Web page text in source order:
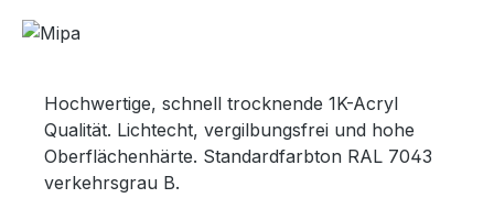
Hochwertige, schnell trocknende 1K-Acryl
Qualität. Lichtecht, vergilbungsfrei und hohe
Oberflächenhärte. Standardfarbton RAL 7043
verkehrsgrau B.